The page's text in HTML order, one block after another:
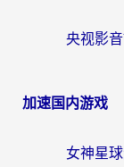
加速国内游戏